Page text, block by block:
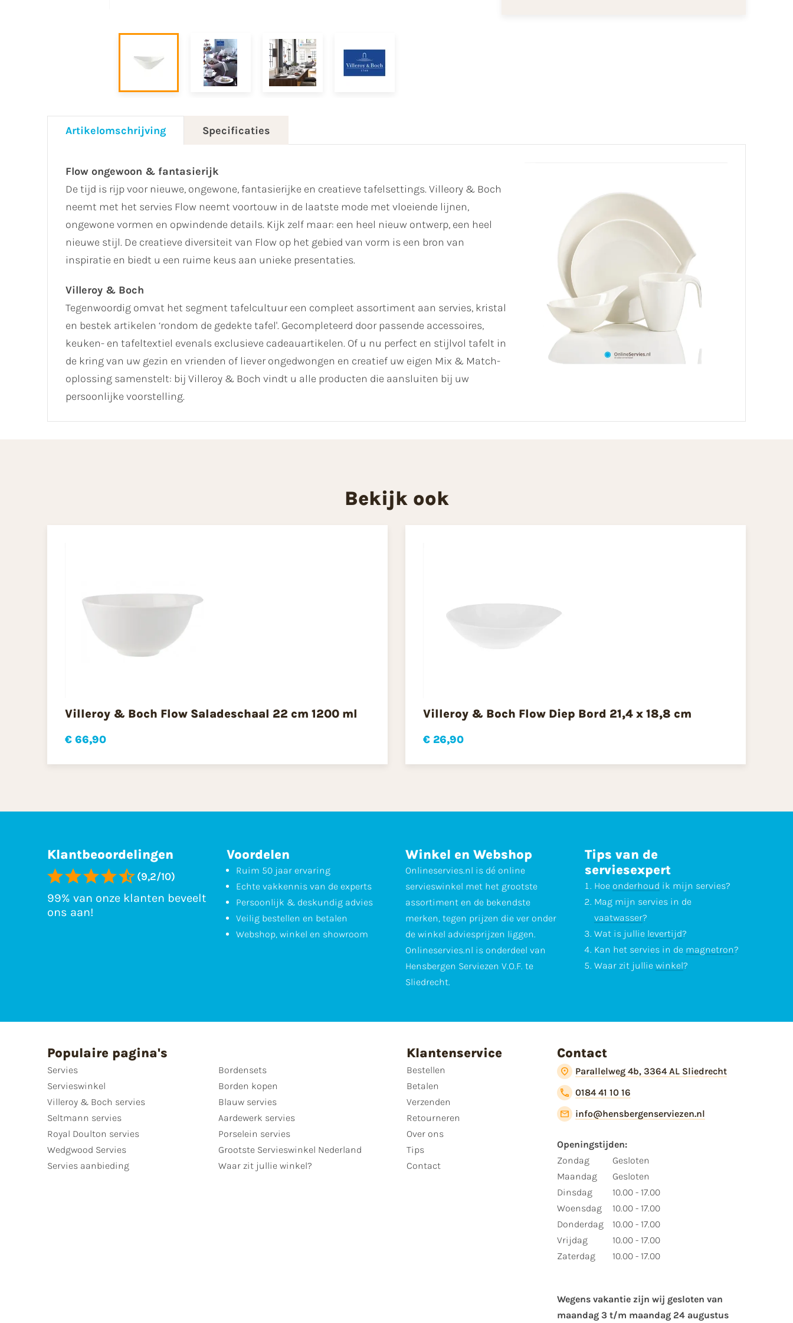
Artikelomschrijving Specificaties
Flow ongewoon & fantasierijk
De tijd is rijp voor nieuwe, ongewone, fantasierijke en creatieve tafelsettings. Villeory & Boch
neemt met het servies Flow neemt voortouw in de laatste mode met vloeiende lijnen,
ongewone vormen en opwindende details. Kijk zelf maar: een heel nieuw ontwerp, een heel
nieuwe stijl. De creatieve diversiteit van Flow op het gebied van vorm is een bron van
inspiratie en biedt u een ruime keus aan unieke presentaties.
Villeroy & Boch
Tegenwoordig omvat het segment tafelcultuur een compleet assortiment aan servies, kristal
en bestek artikelen ‘rondom de gedekte tafel'. Gecompleteerd door passende accessoires,
keuken- en tafeltextiel evenals exclusieve cadeauartikelen. Of u nu perfect en stijlvol tafelt in
de kring van uw gezin en vrienden of liever ongedwongen en creatief uw eigen Mix & Match-
oplossing samenstelt: bij Villeroy & Boch vindt u alle producten die aansluiten bij uw
persoonlijke voorstelling.
Bekijk ook
Villeroy & Boch Flow Saladeschaal 22 cm 1200 ml
€ 66,90
Villeroy & Boch Flow Diep Bord 21,4 x 18,8 cm
€ 26,90
Klantbeoordelingen
(9,2/10)
99% van onze klanten beveelt
ons aan!
Voordelen
Ruim 50 jaar ervaring
Echte vakkennis van de experts
Persoonlijk & deskundig advies
Veilig bestellen en betalen
Webshop, winkel en showroom
Winkel en Webshop
Onlineservies.nl is dé online
servieswinkel met het grootste
assortiment en de bekendste
merken, tegen prijzen die ver onder
de winkel adviesprijzen liggen.
Onlineservies.nl is onderdeel van
Hensbergen Serviezen V.O.F. te
Sliedrecht.
Tips van de
serviesexpert
Hoe onderhoud ik mijn servies?
Mag mijn servies in de
vaatwasser?
Wat is jullie levertijd?
Kan het servies in de magnetron?
Waar zit jullie winkel?
Populaire pagina's
Servies
Servieswinkel
Villeroy & Boch servies
Seltmann servies
Royal Doulton servies
Wedgwood Servies
Servies aanbieding
Bordensets
Borden kopen
Blauw servies
Aardewerk servies
Porselein servies
Grootste Servieswinkel Nederland
Waar zit jullie winkel?
Klantenservice
Bestellen
Betalen
Verzenden
Retourneren
Over ons
Tips
Contact
Contact
Parallelweg 4b, 3364 AL Sliedrecht
0184 41 10 16
info@hensbergenserviezen.nl
Openingstijden:
Zondag
Maandag
Dinsdag
Woensdag
Donderdag
Vrijdag
Zaterdag
Gesloten
Gesloten
10.00 - 17.00
10.00 - 17.00
10.00 - 17.00
10.00 - 17.00
10.00 - 17.00
Wegens vakantie zijn wij gesloten van ​
maandag 3 t/m maandag 24 augustus